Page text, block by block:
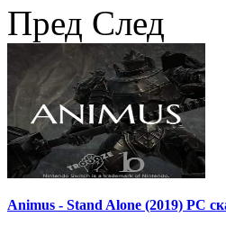
Пред След
Animus - Stand Alone (2019) PC